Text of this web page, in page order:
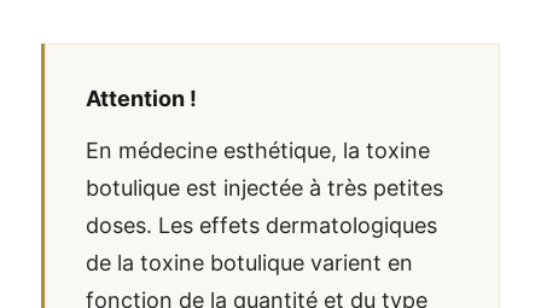
Attention !
En médecine esthétique, la toxine
botulique est injectée à très petites
doses. Les effets dermatologiques
de la toxine botulique varient en
fonction de la quantité et du type